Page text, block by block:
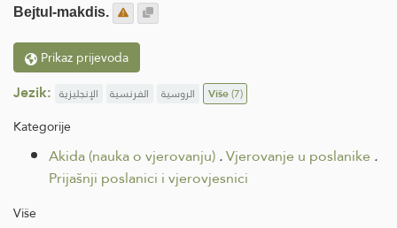
Bejtul-makdis.
Prikaz prijevoda
Jezik: الإنجليزية الفرنسية الروسية Više(7)
Kategorije
Akida (nauka o vjerovanju).Vjerovanje u poslanike .
Prijašnji poslanici i vjerovjesnici
Više